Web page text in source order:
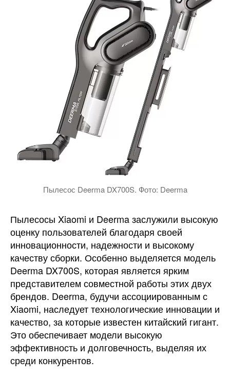
Пылесос Deerma DX700S. Фото: Deerma
Пылесосы Xiaomi и Deerma заслужили высокую
оценку пользователей благодаря своей
инновационности, надежности и высокому
качеству сборки. Особенно выделяется модель
Deerma DX700S, которая является ярким
представителем совместной работы этих двух
брендов. Deerma, будучи ассоциированным с
Xiaomi, наследует технологические инновации и
качество, за которые известен китайский гигант.
Это обеспечивает модели высокую
эффективность и долговечность, выделяя их
среди конкурентов.